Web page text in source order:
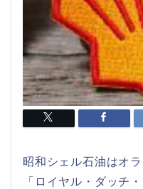
昭和シェル石油はオ
「ロイヤル・ダッチ